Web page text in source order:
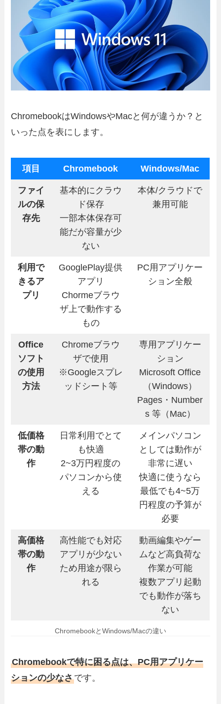
ChromebookはWindowsやMacと何が違うか？と
いった点を表にします。
項目 Chromebook Windows/Mac
ファイ
ルの保
存先
基本的にクラウ
ド保存
一部本体保存可
能だが容量が少
ない
本体/クラウドで
兼用可能
利用で
きるア
プリ
GooglePlay提供
アプリ
Chormeブラウ
ザ上で動作する
もの
PC用アプリケー
ション全般
Office
ソフト
の使用
方法
Chromeブラウ
ザで使用
※Googleスプレ
ッドシート等
専用アプリケー
ション
Microsoft Office
（Windows）
Pages・Number
s 等（Mac）
低価格
帯の動
作
日常利用でとて
も快適
2~3万円程度の
パソコンから使
える
メインパソコン
としては動作が
非常に遅い
快適に使うなら
最低でも4~5万
円程度の予算が
必要
高価格
帯の動
作
高性能でも対応
アプリが少ない
ため用途が限ら
れる
動画編集やゲー
ムなど高負荷な
作業が可能
複数アプリ起動
でも動作が落ち
ない
ChromebookとWindows/Macの違い
Chromebookで特に困る点は、PC用アプリケー
ションの少なさです。